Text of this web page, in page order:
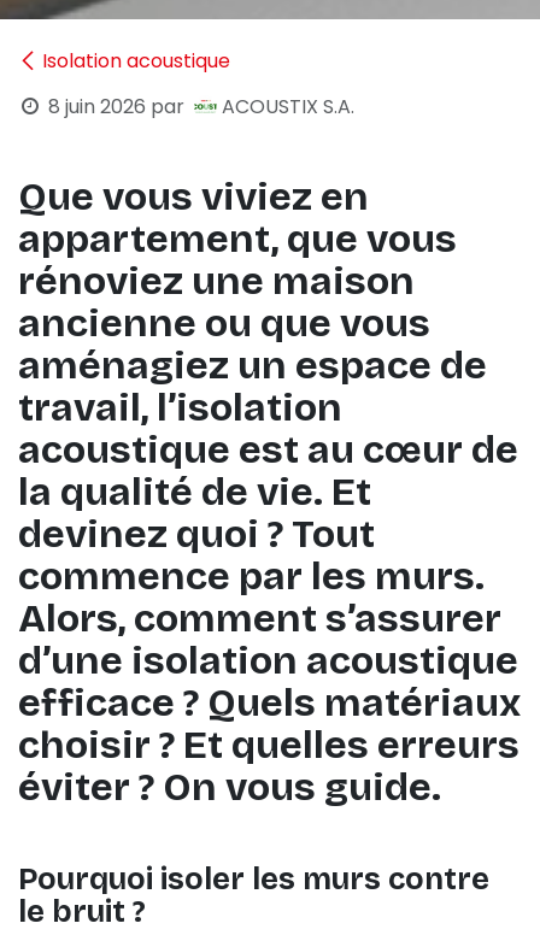
Isolation acoustique
8 juin 2026 par ACOUSTIX S.A.
Que vous viviez en
appartement, que vous
rénoviez une maison
ancienne ou que vous
aménagiez un espace de
travail, l’isolation
acoustique est au cœur de
la qualité de vie. Et
devinez quoi ? Tout
commence par les murs.
Alors, comment s’assurer
d’une isolation acoustique
efficace ? Quels matériaux
choisir ? Et quelles erreurs
éviter ? On vous guide.
Pourquoi isoler les murs contre
le bruit ?